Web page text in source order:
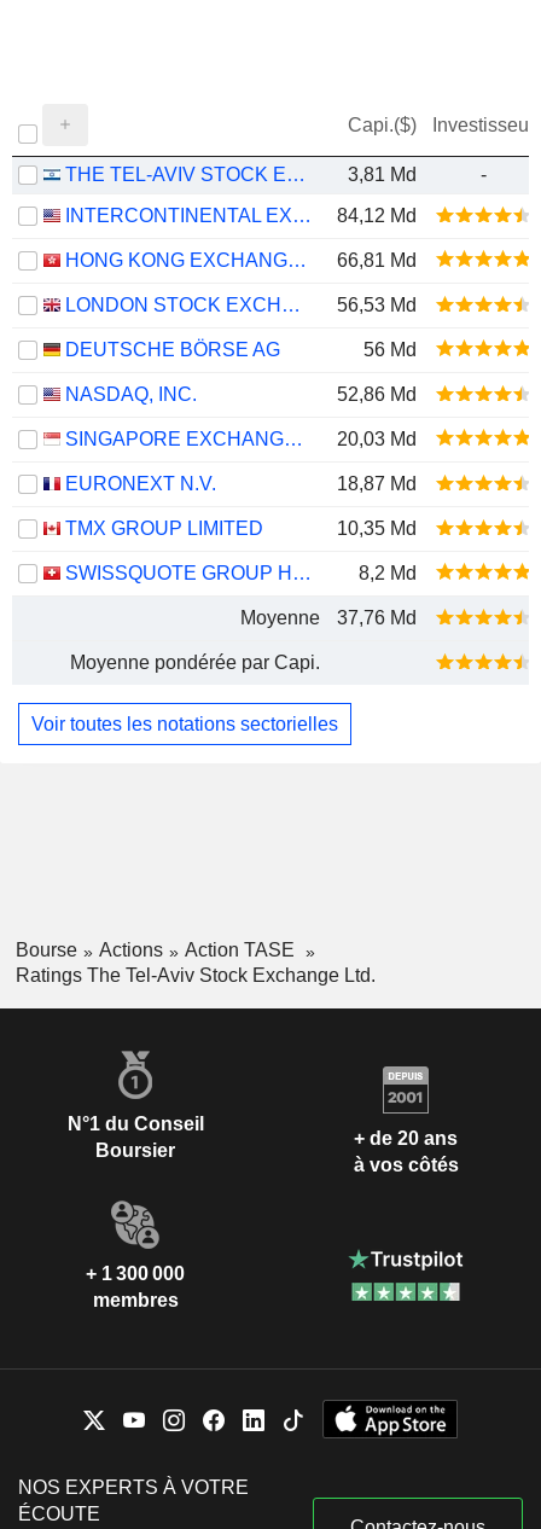
Capi.($) Investisseur
THE TEL-AVIV STOCK EXCHANGE LTD. 3,81 Md
-
INTERCONTINENTAL EXCHANGE, INC.
84,12 Md
HONG KONG EXCHANGES AND CLEARING LIMITED 66,81 Md
LONDON STOCK EXCHANGE GROUP PLC 56,53 Md
DEUTSCHE BÖRSE AG 56 Md
NASDAQ, INC. 52,86 Md
SINGAPORE EXCHANGE LIMITED 20,03 Md
EURONEXT N.V. 18,87 Md
TMX GROUP LIMITED 10,35 Md
SWISSQUOTE GROUP HOLDING SA 8,2 Md
Moyenne 37,76 Md
Moyenne pondérée par Capi.
Voir toutes les notations sectorielles
Bourse Actions
Action TASE
Ratings The Tel-Aviv Stock Exchange Ltd.
N°1 du Conseil
Boursier
+ de 20 ans
à vos côtés
+ 1 300 000
membres
NOS EXPERTS À VOTRE
ÉCOUTE